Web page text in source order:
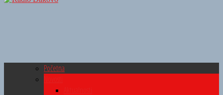
Početna